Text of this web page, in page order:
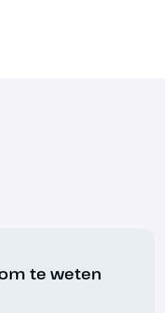
te weten
inklapbare rollator
af te
zijn
vermeld.